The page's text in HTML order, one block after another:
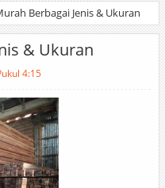
Berbagai Jenis & Ukuran
& Ukuran
4:15